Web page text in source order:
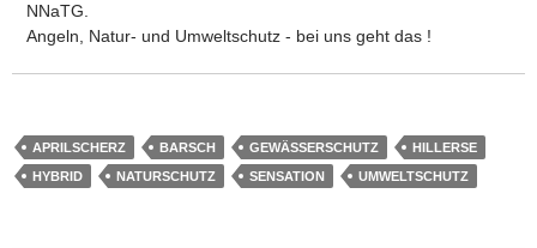
NNaTG.
Angeln, Natur- und Umweltschutz - bei uns geht das !
APRILSCHERZ BARSCH GEWÄSSERSCHUTZ
HILLERSE
HYBRID
NATURSCHUTZ SENSATION UMWELTSCHUTZ